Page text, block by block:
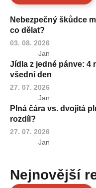
Nebezpečný škůdce
co dělat?
03. 08. 2026
Jan
Jídla z jedné pánve: 4
všední den
27. 07. 2026
Jan
Plná čára vs. dvojitá
rozdíl?
27. 07. 2026
Jan
Nejnovější